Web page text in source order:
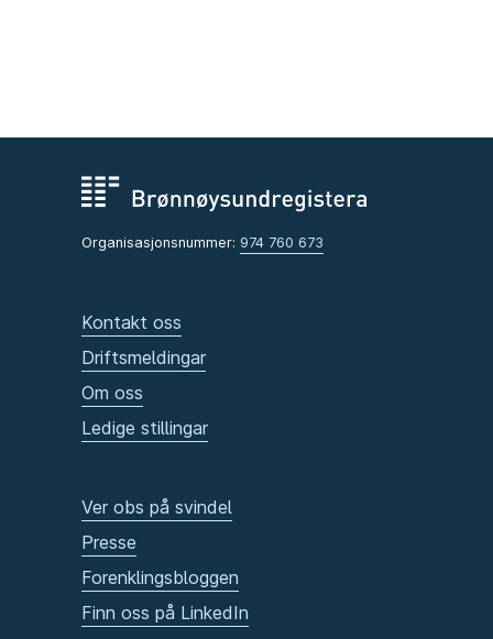
Organisasjonsnummer: 974 760 673
Kontakt oss
Driftsmeldingar
Om oss
Ledige stillingar
Ver obs på svindel
Presse
Forenklingsbloggen
Finn oss på LinkedIn